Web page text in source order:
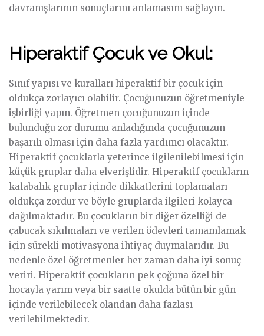
davranışlarının sonuçlarını anlamasını sağlayın.
Hiperaktif Çocuk ve Okul:
Sınıf yapısı ve kuralları hiperaktif bir çocuk için
oldukça zorlayıcı olabilir. Çocuğunuzun öğretmeniyle
işbirliği yapın. Öğretmen çocuğunuzun içinde
bulunduğu zor durumu anladığında çocuğunuzun
başarılı olması için daha fazla yardımcı olacaktır.
Hiperaktif çocuklarla yeterince ilgilenilebilmesi için
küçük gruplar daha elverişlidir. Hiperaktif çocukların
kalabalık gruplar içinde dikkatlerini toplamaları
oldukça zordur ve böyle gruplarda ilgileri kolayca
dağılmaktadır. Bu çocukların bir diğer özelliği de
çabucak sıkılmaları ve verilen ödevleri tamamlamak
için sürekli motivasyona ihtiyaç duymalarıdır. Bu
nedenle özel öğretmenler her zaman daha iyi sonuç
veriri. Hiperaktif çocukların pek çoğuna özel bir
hocayla yarım veya bir saatte okulda bütün bir gün
içinde verilebilecek olandan daha fazlası
verilebilmektedir.